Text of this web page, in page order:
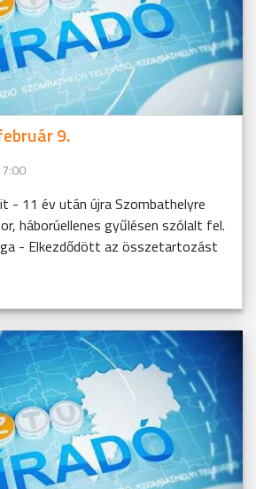
9.
- 11 év után újra Szombathelyre
háborúellenes gyűlésen szólalt fel.
- Elkezdődött az összetartozást